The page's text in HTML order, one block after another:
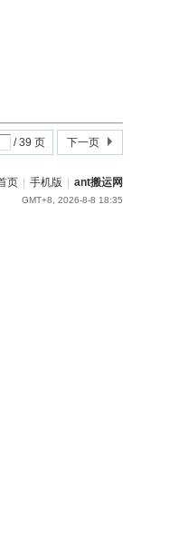
/ 39 页 下一页
页 手机版 ant搬运网
GMT+8, 2026-8-8 18:35